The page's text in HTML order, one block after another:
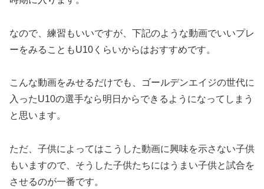
なので、練習もいいですが、下記のような動画でいいプレ
ーをみることもU10くらいからはおすすめです。
こんな動画をみせるだけでも、ゴールデンエイジの世代に
入ったU10の選手なら明日からできるようになってしまう
と思います。
ただ、子供によってはこうした動画に興味を示さない子供
もいますので、そうした子供たちにはうまい子供と試合を
させるのが一番です。